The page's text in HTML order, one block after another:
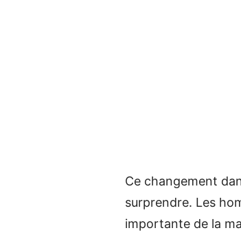
Ce changement
surprendre. Les
importante de la